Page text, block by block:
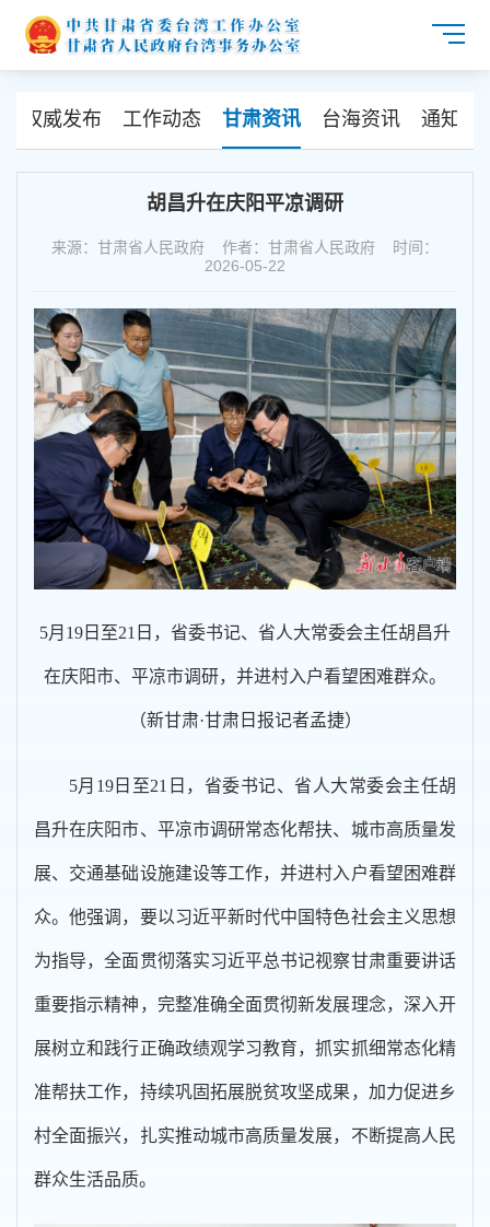
权威发布 工作动态 甘肃资讯 台海资讯 通知公
胡昌升在庆阳平凉调研
来源：甘肃省人民政府 作者：甘肃省人民政府 时间：
2026-05-22
5月19日至21日，省委书记、省人大常委会主任胡昌升
在庆阳市、平凉市调研，并进村入户看望困难群众。
（新甘肃·甘肃日报记者孟捷）
5月19日至21日，省委书记、省人大常委会主任胡
昌升在庆阳市、平凉市调研常态化帮扶、城市高质量发
展、交通基础设施建设等工作，并进村入户看望困难群
众。他强调，要以习近平新时代中国特色社会主义思想
为指导，全面贯彻落实习近平总书记视察甘肃重要讲话
重要指示精神，完整准确全面贯彻新发展理念，深入开
展树立和践行正确政绩观学习教育，抓实抓细常态化精
准帮扶工作，持续巩固拓展脱贫攻坚成果，加力促进乡
村全面振兴，扎实推动城市高质量发展，不断提高人民
群众生活品质。